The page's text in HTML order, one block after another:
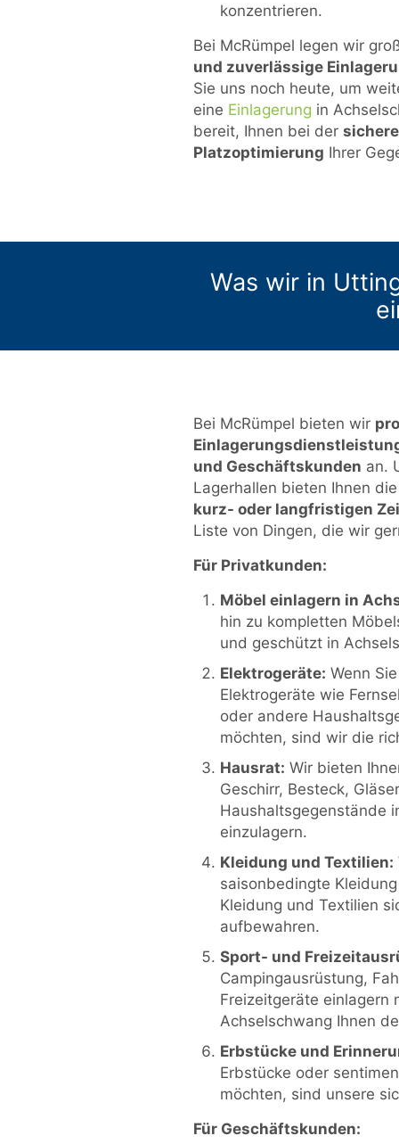
konzentrieren.
Bei McRümpel legen wir
und zuverlässige
Sie uns noch heute, um
eine Einlagerung in
bereit, Ihnen bei der
Platzoptimierung Ihrer
Was wir in
Bei McRümpel bieten wir
und Geschäftskunden an.
Lagerhallen bieten Ihnen
kurz- oder langfristigen
Liste von Dingen, die wir
Für Privatkunden:
Möbel einlagern in
hin zu kompletten
und geschützt in
Elektrogeräte: Wenn
Elektrogeräte wie
oder andere
möchten, sind wir die
Hausrat: Wir bieten
Geschirr, Besteck,
Haushaltsgegenstände
einzulagern.
Kleidung und Textilien:
saisonbedingte
Kleidung und Textilien
aufbewahren.
Sport- und
Campingausrüstung,
Freizeitgeräte einlagern
Achselschwang Ihnen
Erbstücke und
Erbstücke oder
möchten, sind unsere
Für Geschäftskunden: